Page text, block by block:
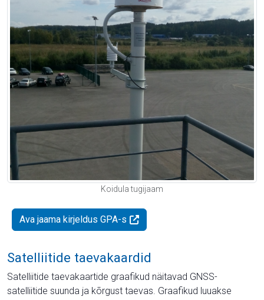
Koidula tugijaam
Ava jaama kirjeldus GPA-s
Satelliitide taevakaardid
Satelliitide taevakaartide graafikud näitavad GNSS-
satelliitide suunda ja kõrgust taevas. Graafikud luuakse